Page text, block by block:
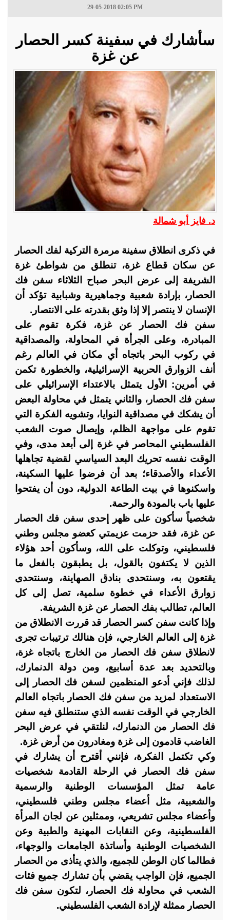
29-05-2018 02:05 PM
سأشارك في سفينة كسر الحصار
عن غزة
د. فايز أبو شمالة
في ذكرى انطلاق سفينة مرمرة التركية لفك الحصار
عن سكان قطاع غزة، تنطلق من شواطئ غزة
الشريفة إلى عرض البحر صباح الثلاثاء سفن فك
الحصار، بإرادة شعبية وجماهيرية وشبابية تؤكد أن
الإنسان لا ينتصر إلا إذا وثق بقدرته على الانتصار.
سفن فك الحصار عن غزة، فكرة تقوم على
المبادرة، وعلى الجرأة في المحاولة، والمصداقية
في ركوب البحر باتجاه أي مكان في العالم رغم
أنف الزوارق الحربية الإسرائيلية، والخطورة تكمن
في أمرين: الأول يتمثل بالاعتداء الإسرائيلي على
سفن فك الحصار، والثاني يتمثل في محاولة البعض
أن يشكك في مصداقية النوايا، وتشويه الفكرة التي
تقوم على مواجهة الظلم، وإيصال صوت الشعب
الفلسطيني المحاصر في غزة إلى أبعد مدى، وفي
الوقت نفسه تحريك البعد السياسي لقضية تجاهلها
الأعداء والأصدقاء؛ بعد أن فرضوا عليها السكينة،
واسكنوها في بيت الطاعة الدولية، دون أن يفتحوا
عليها باب بالمودة والرحمة.
شخصياً سأكون على ظهر إحدى سفن فك الحصار
عن غزة، فقد حزمت عزيمتي كعضو مجلس وطني
فلسطيني، وتوكلت على الله، وسأكون أحد هؤلاء
الذين لا يكتفون بالقول، بل يطبقون بالفعل ما
يقتعون به، وسنتحدى بنادق الصهاينة، وسنتحدى
زوارق الأعداء في خطوة سلمية، تصل إلى كل
العالم، تطالب بفك الحصار عن غزة الشريفة.
وإذا كانت سفن كسر الحصار قد قررت الانطلاق من
غزة إلى العالم الخارجي، فإن هنالك ترتيبات تجرى
لانطلاق سفن فك الحصار من الخارج باتجاه غزة،
وبالتحديد بعد عدة أسابيع، ومن دولة الدنمارك،
لذلك فإني أدعو المنظمين لسفن فك الحصار إلى
الاستعداد لمزيد من سفن فك الحصار باتجاه العالم
الخارجي في الوقت نفسه الذي ستنطلق فيه سفن
فك الحصار من الدنمارك، لنلتقي في عرض البحر
الغاضب قادمون إلى غزة ومغادرون من أرض غزة.
وكي تكتمل الفكرة، فإنني أقترح أن يشارك في
سفن فك الحصار في الرحلة القادمة شخصيات
عامة تمثل المؤسسات الوطنية والرسمية
والشعبية، مثل أعضاء مجلس وطني فلسطيني،
وأعضاء مجلس تشريعي، وممثلين عن لجان المرأة
الفلسطينية، وعن النقابات المهنية والطبية وعن
الشخصيات الوطنية وأساتذة الجامعات والوجهاء،
فطالما كان الوطن للجميع، والذي يتأذى من الحصار
الجميع، فإن الواجب يقضي بأن تشارك جميع فئات
الشعب في محاولة فك الحصار، لتكون سفن فك
الحصار ممثلة لإرادة الشعب الفلسطيني.